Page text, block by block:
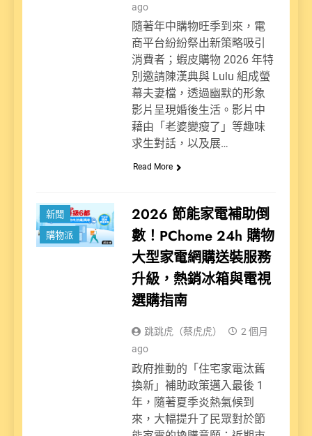
ago
隨著年中購物旺季到來，電
商平台紛紛祭出新策略吸引
消費者；蝦皮購物 2026 年特
別邀請陳漢典與 Lulu 組成螢
幕夫妻檔，透過幽默的形象
影片呈現婚後生活。影片中
藉由「老婆變瘦了」等趣味
求生對話，以及展…
Read More
新聞
購物派
2026 節能家電補助倒
數！PChome 24h 購物
大型家電網購送裝服務
升級，熱銷冰箱與電視
選購指南
跳跳虎（蔡虎虎）
2 個月
ago
政府推動的「住宅家電汰舊
換新」補助政策邁入最後 1
年，隨著夏季炎熱氣候到
來，大幅提升了民眾對於節